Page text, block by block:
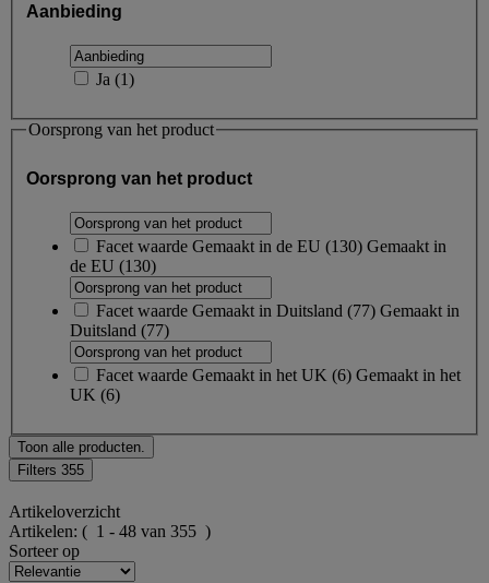
Aanbieding
Ja (1)
Oorsprong van het product
Oorsprong van het product
Facet waarde Gemaakt in de EU (130) Gemaakt in
de EU (130)
Facet waarde Gemaakt in Duitsland (77) Gemaakt in
Duitsland (77)
Facet waarde Gemaakt in het UK (6) Gemaakt in het
UK (6)
Toon alle producten.
Filters 355
Artikeloverzicht
Artikelen: ( 1 - 48 van 355 )
Sorteer op